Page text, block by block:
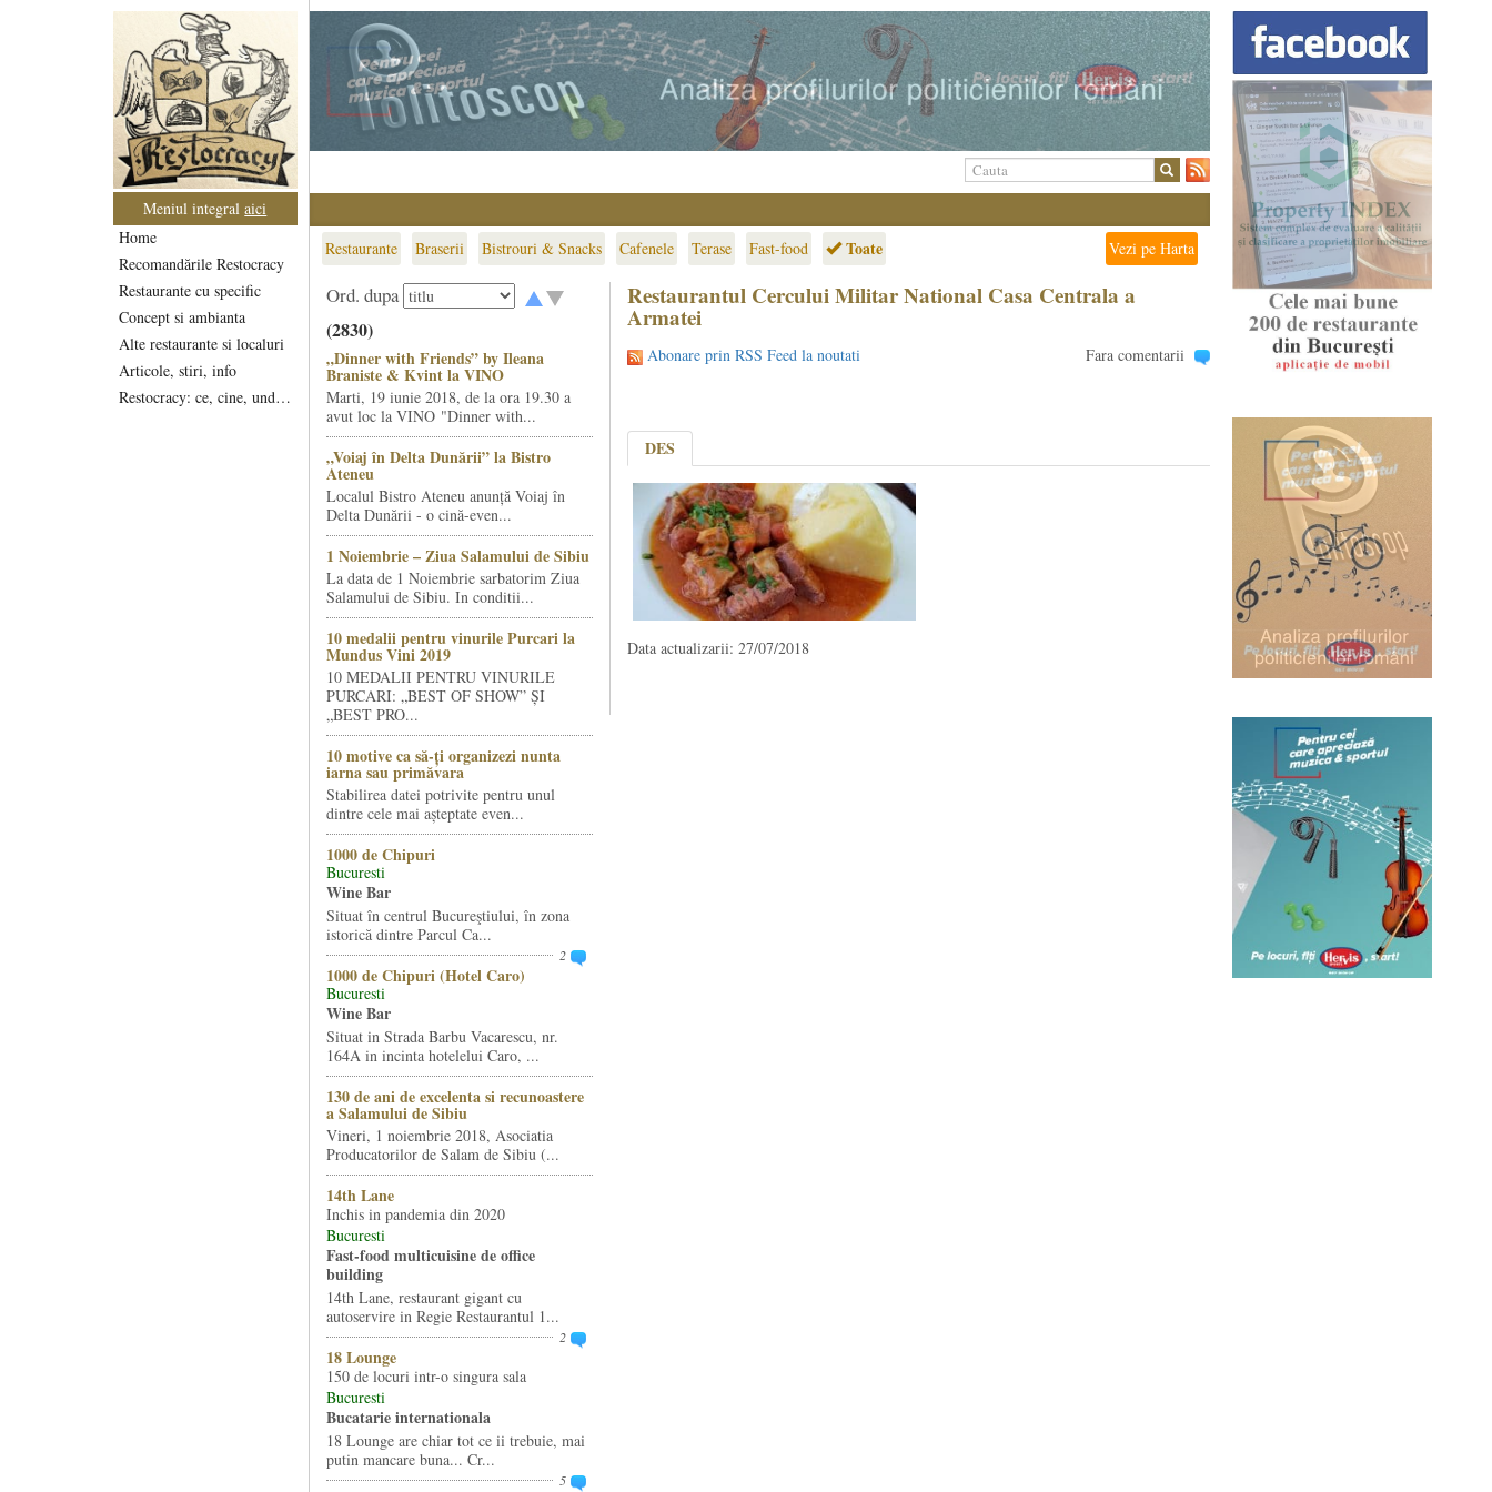
Meniul integralaici
Home
Recomandările Restocracy
Restaurante cu specific
Concept si ambianta
Alte restaurante si localuri
Articole, stiri, info
Restocracy: ce, cine, unde...
Restaurante Braserii Bistrouri & Snacks Cafenele Terase Fast-food Toate Vezi pe Harta
Ord. dupa
(2830)
„Dinner with Friends” by Ileana
Braniste & Kvint la VINO
Marti, 19 iunie 2018, de la ora 19.30 a
avut loc la VINO "Dinner with...
„Voiaj în Delta Dunării” la Bistro
Ateneu
Localul Bistro Ateneu anunță Voiaj în
Delta Dunării - o cină-even...
1 Noiembrie – Ziua Salamului de Sibiu
La data de 1 Noiembrie sarbatorim Ziua
Salamului de Sibiu. In conditii...
10 medalii pentru vinurile Purcari la
Mundus Vini 2019
10 MEDALII PENTRU VINURILE
PURCARI: „BEST OF SHOW” ȘI
„BEST PRO...
10 motive ca să-ți organizezi nunta
iarna sau primăvara
Stabilirea datei potrivite pentru unul
dintre cele mai așteptate even...
1000 de Chipuri
Bucuresti
Wine Bar
Situat în centrul Bucureştiului, în zona
istorică dintre Parcul Ca...
2
1000 de Chipuri (Hotel Caro)
Bucuresti
Wine Bar
Situat in Strada Barbu Vacarescu, nr.
164A in incinta hotelelui Caro, ...
130 de ani de excelenta si recunoastere
a Salamului de Sibiu
Vineri, 1 noiembrie 2018, Asociatia
Producatorilor de Salam de Sibiu (...
14th Lane
Inchis in pandemia din 2020
Bucuresti
Fast-food multicuisine de office
building
14th Lane, restaurant gigant cu
autoservire in Regie Restaurantul 1...
2
18 Lounge
150 de locuri intr-o singura sala
Bucuresti
Bucatarie internationala
18 Lounge are chiar tot ce ii trebuie, mai
putin mancare buna... Cr...
5
Restaurantul Cercului Militar National Casa Centrala a
Armatei
Abonare prin RSS Feed la noutati Fara comentarii
DES
Data actualizarii: 27/07/2018